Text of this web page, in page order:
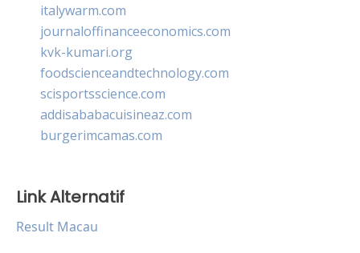
italywarm.com
journaloffinanceeconomics.com
kvk-kumari.org
foodscienceandtechnology.com
scisportsscience.com
addisababacuisineaz.com
burgerimcamas.com
Link Alternatif
Result Macau